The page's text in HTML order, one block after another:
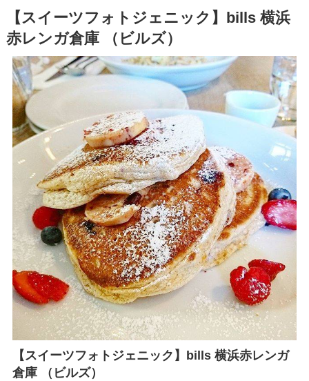
【スイーツフォトジェニック】bills 横浜
赤レンガ倉庫 （ビルズ）
【スイーツフォトジェニック】bills 横浜赤レンガ
倉庫 （ビルズ）